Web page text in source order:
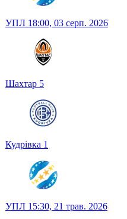
УПЛ 18:00, 03 серп. 2026
Шахтар 5
Кудрівка 1
УПЛ 15:30, 21 трав. 2026